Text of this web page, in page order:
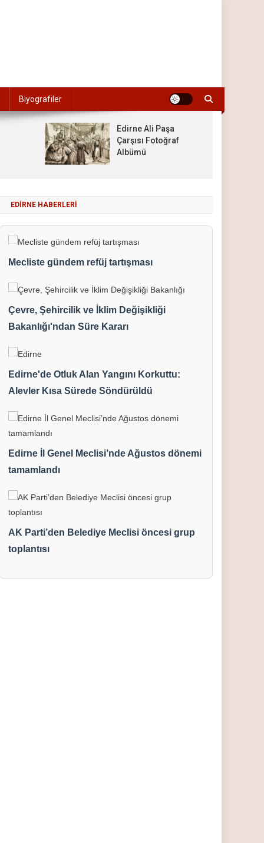
Biyografiler
Edirne Ali Paşa
Çarşısı Fotoğraf
Albümü
EDIRNE HABERLERI
Mecliste gündem refüj tartışması
Çevre, Şehircilik ve İklim Değişikliği
Bakanlığı'ndan Süre Kararı
Edirne'de Otluk Alan Yangını Korkuttu:
Alevler Kısa Sürede Söndürüldü
Edirne İl Genel Meclisi’nde Ağustos dönemi
tamamlandı
AK Parti’den Belediye Meclisi öncesi grup
toplantısı